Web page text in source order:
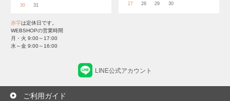
30
31
27
28 29 30
赤字は定休日です。
WEBSHOPの営業時間
月・火 9:00～17:00
水～金 9:00～16:00
LINE公式アカウント
ご利用ガイド